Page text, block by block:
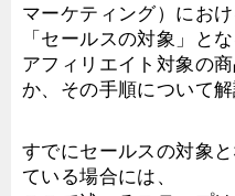
マーケティング）におけ
「セールスの対象」と
アフィリエイト対象の
か、その手順について解
すでにセールスの対象
ている場合には、